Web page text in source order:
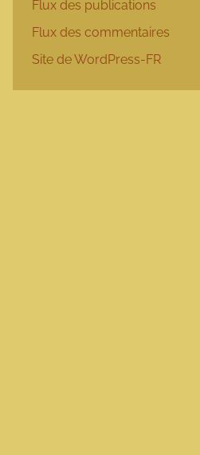
Flux des publications
Flux des commentaires
Site de WordPress-FR